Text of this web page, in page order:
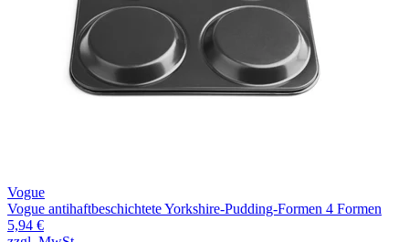
Vogue
Vogue antihaftbeschichtete Yorkshire-Pudding-Formen 4 Formen
5,94 €